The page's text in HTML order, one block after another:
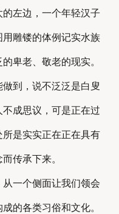
左边，一个年轻汉子
雕镂的体例记实水族
卑老、敬老的现实。
到，说不泛泛是白叟
成思议，可是正在过
是实实正在正在具有
传承下来。
一个侧面让我们领会
的各类习俗和文化。